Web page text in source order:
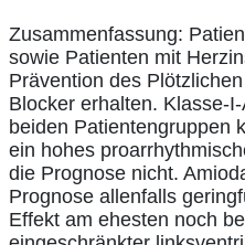
Zusammenfassung:
sowie Patienten mit
Prävention des
Blocker erhalten. Klasse-
beiden Patientengruppen
ein hohes
die Prognose nicht.
Prognose allenfalls
Effekt am ehesten noch